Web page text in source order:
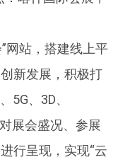
站，搭建线上平
新发展，积极打
5G、3D、
展会盛况、参展
行呈现，实现“云